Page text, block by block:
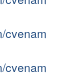
cvenam
cvenam